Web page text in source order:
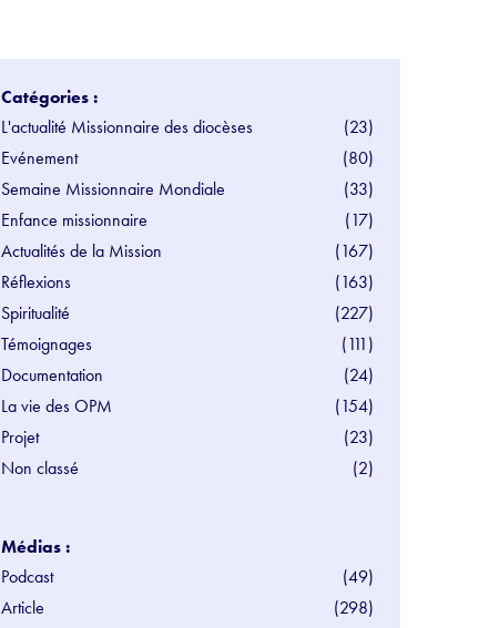
Catégories :
L'actualité Missionnaire des diocèses
(23)
Evénement
(80)
Semaine Missionnaire Mondiale
(33)
Enfance missionnaire
(17)
Actualités de la Mission
(167)
Réflexions
(163)
Spiritualité
(227)
Témoignages
(111)
Documentation
(24)
La vie des OPM
(154)
Projet
(23)
Non classé
(2)
Médias :
Podcast
(49)
Article
(298)